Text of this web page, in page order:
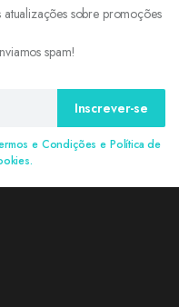
atualizações sobre promoções
spam!
Inscrever-se
e Condições e Política de